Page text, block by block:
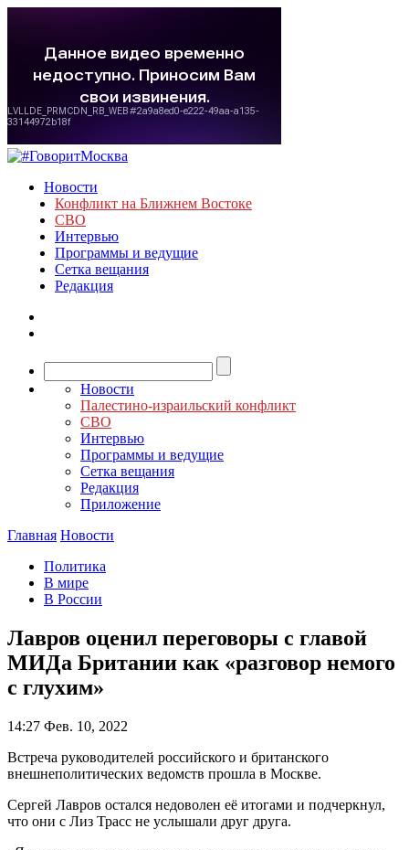
Новости
Конфликт на Ближнем Востоке
СВО
Интервью
Программы и ведущие
Сетка вещания
Редакция
Новости
Палестино-израильский конфликт
СВО
Интервью
Программы и ведущие
Сетка вещания
Редакция
Приложение
Главная Новости
Политика
В мире
В России
Лавров оценил переговоры с главой
МИДа Британии как «разговор немого
с глухим»
14:27 Фев. 10, 2022
Встреча руководителей российского и британского
внешнеполитических ведомств прошла в Москве.
Сергей Лавров остался недоволен её итогами и подчеркнул,
что они с Лиз Трасс не услышали друг друга.